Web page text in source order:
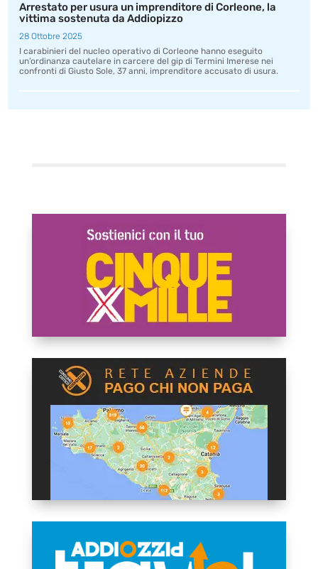
Arrestato per usura un imprenditore di Corleone, la
vittima sostenuta da Addiopizzo
28 Ottobre 2025
I carabinieri del nucleo operativo di Corleone hanno eseguito
un’ordinanza cautelare in carcere del gip di Termini Imerese nei
confronti di Giusto Sole, 37 anni, imprenditore accusato di usura.